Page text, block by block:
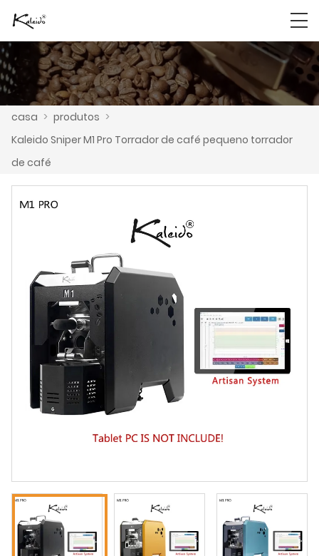
casa > produtos >
Kaleido Sniper M1 Pro Torrador de café pequeno torrador
de café